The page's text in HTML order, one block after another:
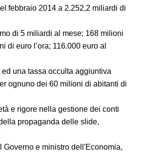
febbraio 2014 a 2.252,2 miliardi di
di 5 miliardi al mese; 168 milioni
di euro l’ora; 116.000 euro al
una tassa occulta aggiuntiva
ognuno dei 60 milioni di abitanti di
e rigore nella gestione dei conti
propaganda delle slide,
Governo e ministro dell'Economia,